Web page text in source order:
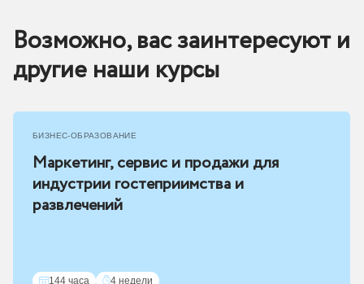
Возможно, вас заинтересуют и
другие наши курсы
БИЗНЕС-ОБРАЗОВАНИЕ
Маркетинг, сервис и продажи для
индустрии гостеприимства и
развлечений
144 часа 4 недели